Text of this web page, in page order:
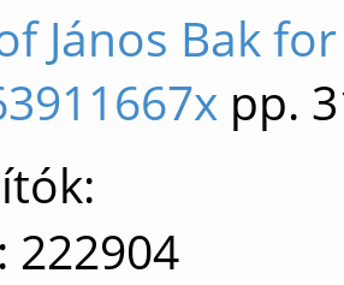
János Bak
pp.
222904